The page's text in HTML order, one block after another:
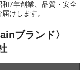
7年創業、品質・安全
けします。
ブランド〉